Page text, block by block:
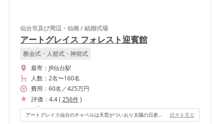
仙台市及び周辺・仙南/結婚式場
アートグレイス フォレスト迎賓館
教会式・人前式・神前式
最寄： JR仙台駅
人数： 2名〜160名
費用： 60名 ／425万円
評価： 4.4( 256件)
アートグレイス仙台のチャペルは天窓がついおり太陽の日差しだけで、とても明るくなります また外観も素敵な建物ですがチャペル内もホワイトがベースになっており正面にある大きな窓から季節毎に変わる風景があります 私たちの結婚式の時は新緑でした🍀 またチャペルのバージンロードも長くお父さんと一緒にゆっくりと歩くことが出来るのも1つの魅力です✨ またチャペルの外にある大階段もホワイト1色で長さがあり周りには木々の緑とプールの青さが広がっておりとてもキレイな景色になっています 1度見てみて頂くと、その魅力は分かるかと思います😆💕 続きを見る